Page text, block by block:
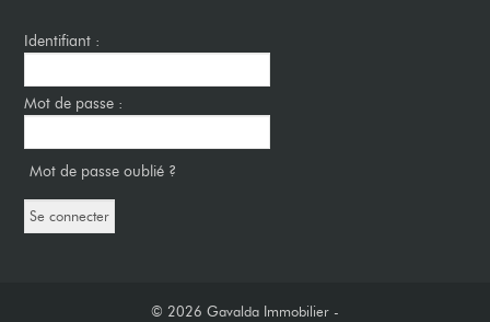
Identifiant :
Mot de passe :
Mot de passe oublié ?
© 2026 Gavalda Immobilier -